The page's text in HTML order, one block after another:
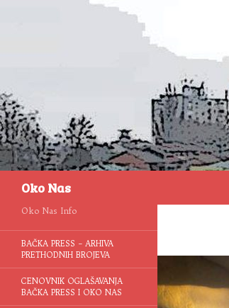
Oko Nas
Oko Nas Info
BAČKA PRESS – ARHIVA
PRETHODNIH BROJEVA
CENOVNIK OGLAŠAVANJA
BAČKA PRESS I OKO NAS